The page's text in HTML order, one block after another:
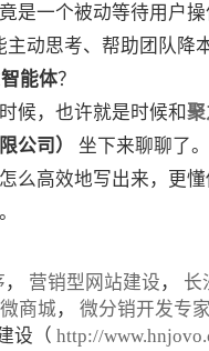
是一个被动等待用户
主动思考、帮助团队降
能体？
候，也许就是时候和
公司）
坐下来聊聊了。
么高效地写出来，更
， 营销型网站建设 ， 长
微商城 ，微分销开发专
设（http://